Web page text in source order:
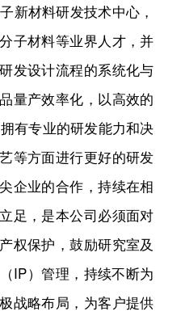
新材料研发技术中心，
子材料等业界人才，并
发设计流程的系统化与
量产效率化，以高效的
有专业的研发能力和决
等方面进行更好的研发
企业的合作，持续在相
足，是本公司必须面对
权保护，鼓励研究室及
IP）管理，持续不断为
战略布局，为客户提供